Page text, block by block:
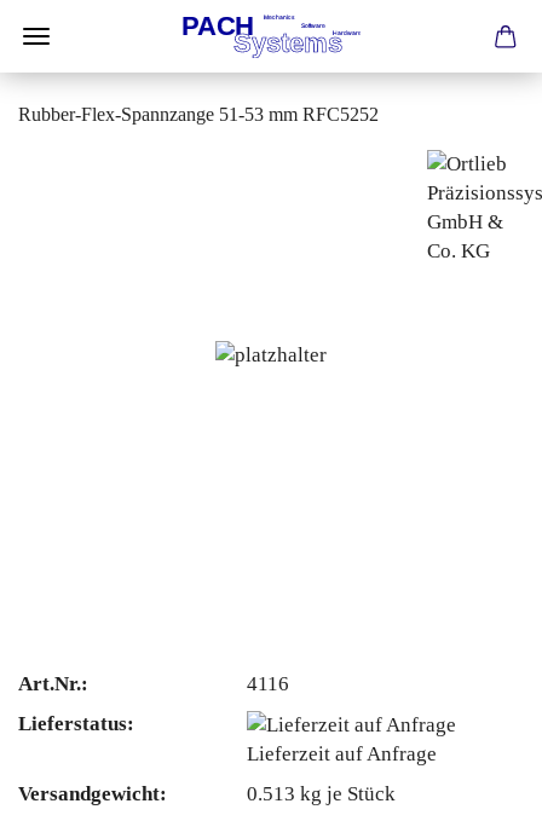
Rubber-Flex-Spannzange 51-53 mm RFC5252
Art.Nr.:
4116
Lieferstatus:
Lieferzeit auf Anfrage
Versandgewicht:
0.513 kg je Stück